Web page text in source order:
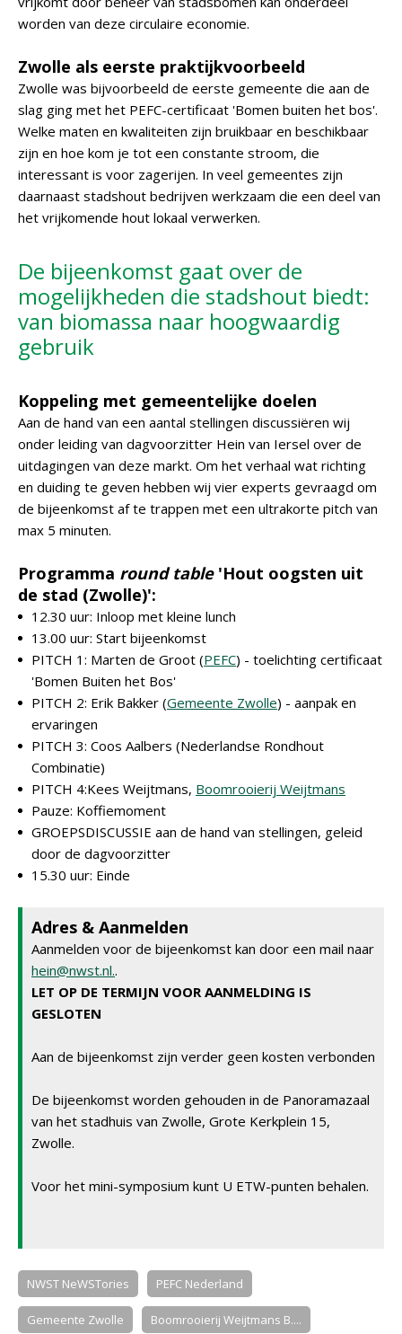
worden van deze circulaire economie.
Zwolle als eerste praktijkvoorbeeld
Zwolle was bijvoorbeeld de eerste gemeente die aan de
slag ging met het PEFC-certificaat 'Bomen buiten het bos'.
Welke maten en kwaliteiten zijn bruikbaar en beschikbaar
zijn en hoe kom je tot een constante stroom, die
interessant is voor zagerijen. In veel gemeentes zijn
daarnaast stadshout bedrijven werkzaam die een deel van
het vrijkomende hout lokaal verwerken.
De bijeenkomst gaat over de
mogelijkheden die stadshout biedt:
van biomassa naar hoogwaardig
gebruik
Koppeling met gemeentelijke doelen
Aan de hand van een aantal stellingen discussiëren wij
onder leiding van dagvoorzitter Hein van Iersel over de
uitdagingen van deze markt. Om het verhaal wat richting
en duiding te geven hebben wij vier experts gevraagd om
de bijeenkomst af te trappen met een ultrakorte pitch van
max 5 minuten.
Programma round table'Hout oogsten uit
de stad (Zwolle)':
12.30 uur: Inloop met kleine lunch
13.00 uur: Start bijeenkomst
PITCH 1: Marten de Groot (PEFC) - toelichting certificaat
'Bomen Buiten het Bos'
PITCH 2: Erik Bakker (Gemeente Zwolle) - aanpak en
ervaringen
PITCH 3: Coos Aalbers (Nederlandse Rondhout
Combinatie)
PITCH 4:Kees Weijtmans, Boomrooierij Weijtmans
Pauze: Koffiemoment
GROEPSDISCUSSIE aan de hand van stellingen, geleid
door de dagvoorzitter
15.30 uur: Einde
Adres & Aanmelden
Aanmelden voor de bijeenkomst kan door een mail naar
hein@nwst.nl..
LET OP DE TERMIJN VOOR AANMELDING IS
GESLOTEN
Aan de bijeenkomst zijn verder geen kosten verbonden
De bijeenkomst worden gehouden in de Panoramazaal
van het stadhuis van Zwolle, Grote Kerkplein 15,
Zwolle.
Voor het mini-symposium kunt U ETW-punten behalen.
NWST NeWSTories PEFC Nederland
Gemeente Zwolle Boomrooierij Weijtmans B....